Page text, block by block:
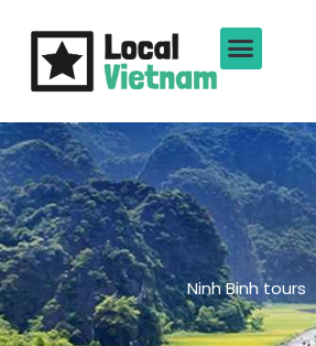
naar
inhoud
Ninh Binh tours